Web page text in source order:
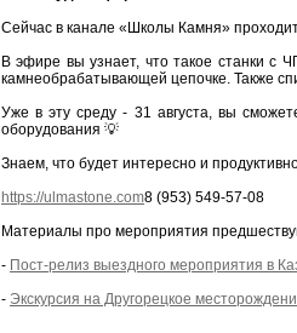
Сейчас в канале «Школы Камня»
В эфире вы узнает, что такое станки с
камнеобрабатывающей цепочке. Также
Уже в эту среду - 31 августа, вы
оборудования 💡
Знаем, что будет интересно и
https://ulmastone.com8 (953) 549-57-08
Материалы про мероприятия
- Пост-релиз выездного мероприятия в
- Экскурсия на Другорецкое